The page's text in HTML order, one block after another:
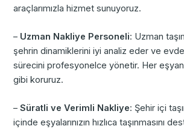
araçlarımızla hizmet sunuyoruz.
– Uzman Nakliye Personeli: Uzman
şehrin dinamiklerini iyi analiz eder ve
sürecini profesyonelce yönetir. Her
gibi koruruz.
–Süratli ve Verimli Nakliye: Şehir içi
içinde eşyalarınızın hızlıca taşınmasını